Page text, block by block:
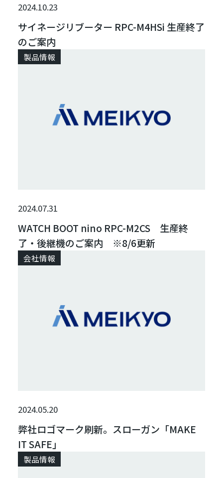
2024.10.23
サイネージリブーター RPC-M4HSi 生産終了
のご案内
製品情報
2024.07.31
WATCH BOOT nino RPC-M2CS 生産終
了・後継機のご案内 ※8/6更新
会社情報
2024.05.20
弊社ロゴマーク刷新。スローガン「MAKE
IT SAFE」
製品情報